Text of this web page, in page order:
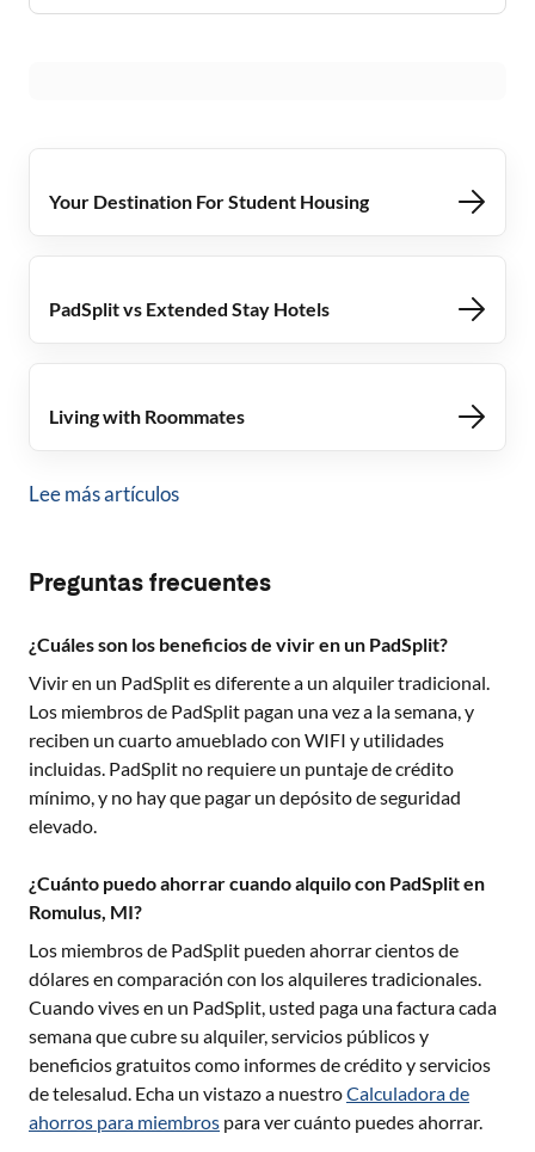
Your Destination For Student Housing
PadSplit vs Extended Stay Hotels
Living with Roommates
Lee más artículos
Preguntas frecuentes
¿Cuáles son los beneficios de vivir en un PadSplit?
Vivir en un PadSplit es diferente a un alquiler tradicional.
Los miembros de PadSplit pagan una vez a la semana, y
reciben un cuarto amueblado con WIFI y utilidades
incluidas. PadSplit no requiere un puntaje de crédito
mínimo, y no hay que pagar un depósito de seguridad
elevado.
¿Cuánto puedo ahorrar cuando alquilo con PadSplit en
Romulus, MI?
Los miembros de PadSplit pueden ahorrar cientos de
dólares en comparación con los alquileres tradicionales.
Cuando vives en un PadSplit, usted paga una factura cada
semana que cubre su alquiler, servicios públicos y
beneficios gratuitos como informes de crédito y servicios
de telesalud. Echa un vistazo a nuestroCalculadora de
ahorros para miembros para ver cuánto puedes ahorrar.